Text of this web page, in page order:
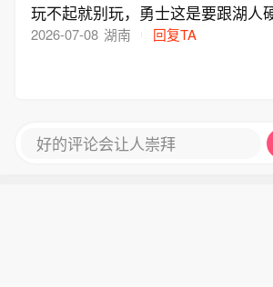
玩不起就别玩，勇士这是要跟湖人
2026-07-08 湖南 回复TA
好的评论会让人崇拜